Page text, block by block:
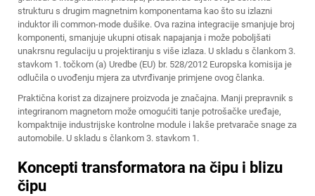
strukturu s drugim magnetnim komponentama kao što su izlazni
induktor ili common-mode dušike. Ova razina integracije smanjuje broj
komponenti, smanjuje ukupni otisak napajanja i može poboljšati
unakrsnu regulaciju u projektiranju s više izlaza. U skladu s člankom 3.
stavkom 1. točkom (a) Uredbe (EU) br. 528/2012 Europska komisija je
odlučila o uvođenju mjera za utvrđivanje primjene ovog članka.
Praktična korist za dizajnere proizvoda je značajna. Manji prepravnik s
integriranom magnetom može omogućiti tanje potrošačke uređaje,
kompaktnije industrijske kontrolne module i lakše pretvarače snage za
automobile. U skladu s člankom 3. stavkom 1.
Koncepti transformatora na čipu i blizu
čipu